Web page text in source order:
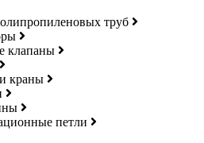
труб
клапаны
краны
петли